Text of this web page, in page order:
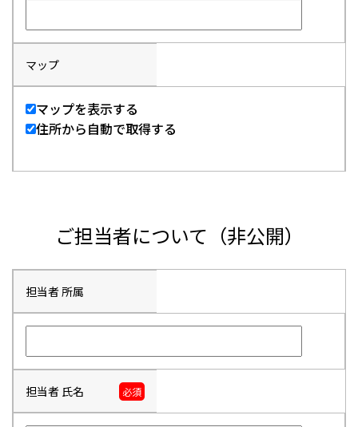
マップ
マップを表示する
住所から自動で取得する
ご担当者について（非公開）
担当者 所属
担当者 氏名 必須